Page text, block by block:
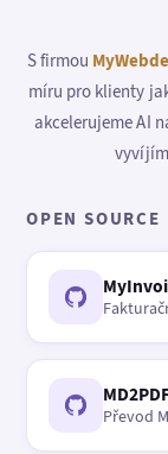
S firmou
míru pro klienty
akcelerujeme AI
OPEN
Převod